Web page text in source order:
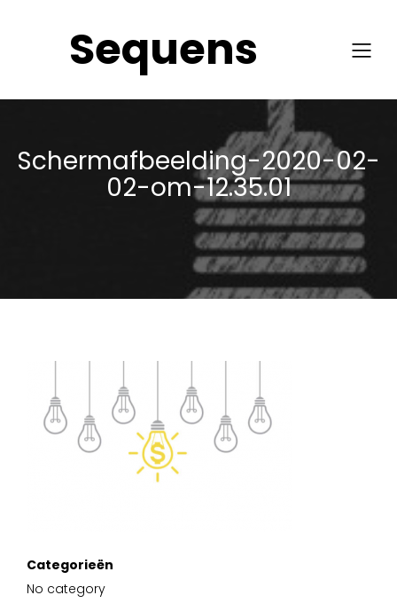
Sequens
Schermafbeelding-2020-02-
02-om-12.35.01
Categorieën
No category